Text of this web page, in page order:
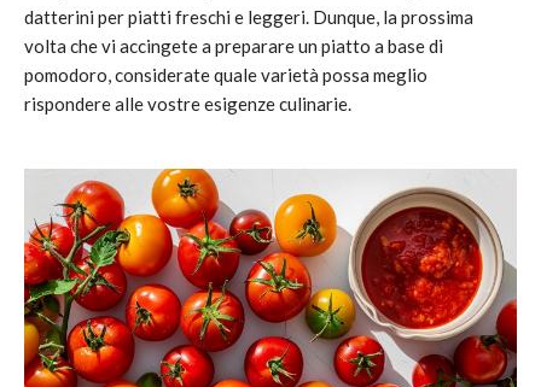
datterini per piatti freschi e leggeri. Dunque, la prossima
volta che vi accingete a preparare un piatto a base di
pomodoro, considerate quale varietà possa meglio
rispondere alle vostre esigenze culinarie.